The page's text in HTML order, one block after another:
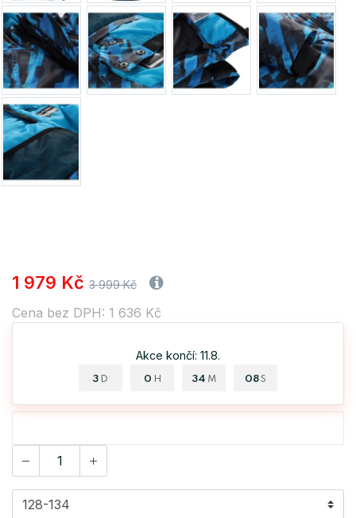
1 979 Kč 3 999 Kč
Cena bez DPH: 1 636 Kč
Akce končí: 11.8.
3 D 0 H 34 M 07 S